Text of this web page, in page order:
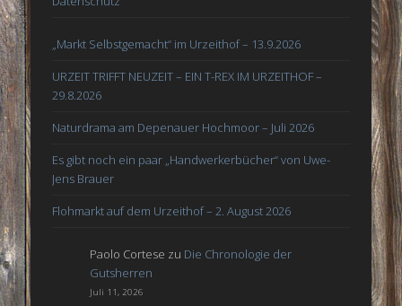
„Markt Selbstgemacht“ im Urzeithof – 13.9.2026
URZEIT TRIFFT NEUZEIT – EIN T-REX IM URZEITHOF –
29.8.2026
Naturdrama am Depenauer Hochmoor – Juli 2026
Es gibt noch ein paar „Handwerkerbücher“ von Uwe-
Jens Brauer
Flohmarkt auf dem Urzeithof – 2. August 2026
Paolo Cortese zu Die Chronologie der
Gutsherren
Juli 11, 2026